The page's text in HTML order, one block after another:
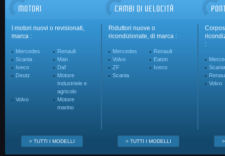
MOTORI
I motori nuovi o revisionati,
marca :
Mercedes
Renault
Scania
Man
Iveco
Daf
Deutz
Motore
Industriele e
agricolo
Volvo
Motore
marino
> TUTTI I MODELLI
CAMBI DI VELOCITÀ
Riduttori nuove o
ricondizionate, di marca :
Mercedes
Renault
Volvo
Eaton
ZF
Iveco
Scania
> TUTTI I MODELLI
:
Scania
Volvo